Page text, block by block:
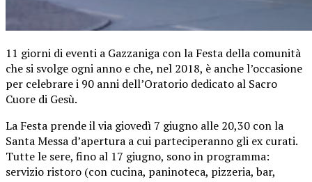
11 giorni di eventi a Gazzaniga con la Festa della comunità
che si svolge ogni anno e che, nel 2018, è anche l’occasione
per celebrare i 90 anni dell’Oratorio dedicato al Sacro
Cuore di Gesù.
La Festa prende il via giovedì 7 giugno alle 20,30 con la
Santa Messa d’apertura a cui parteciperanno gli ex curati.
Tutte le sere, fino al 17 giugno, sono in programma:
servizio ristoro (con cucina, paninoteca, pizzeria, bar,